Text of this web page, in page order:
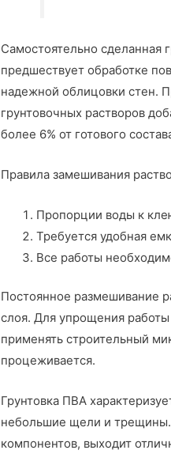
Самостоятельно сделанная
предшествует обработке
надежной облицовки стен.
грунтовочных растворов
более 6% от готового
Правила замешивания
Пропорции воды к
Требуется удобная
Все работы
Постоянное размешивание
слоя. Для упрощения
применять строительный
процеживается.
Грунтовка ПВА
небольшие щели и трещины.
компонентов, выходит